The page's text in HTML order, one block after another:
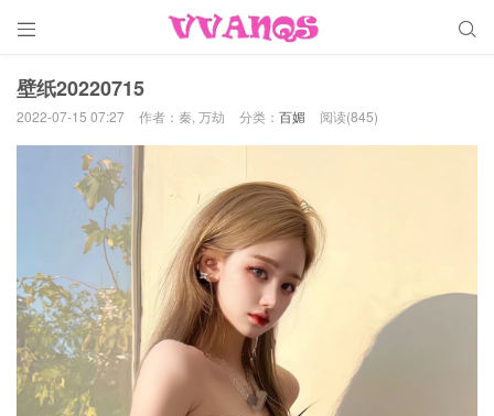
 
壁纸20220715
2022-07-15 07:27 作者：秦, 万劫 分类： 百媚 阅读(845)